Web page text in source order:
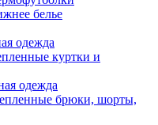
белье
одежда
куртки и
одежда
брюки, шорты,